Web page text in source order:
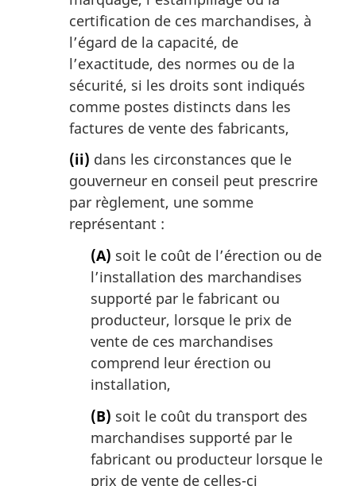
certification de ces marchandises, à
l’égard de la capacité, de
l’exactitude, des normes ou de la
sécurité, si les droits sont indiqués
comme postes distincts dans les
factures de vente des fabricants,
(ii) dans les circonstances que le
gouverneur en conseil peut prescrire
par règlement, une somme
représentant :
(A) soit le coût de l’érection ou de
l’installation des marchandises
supporté par le fabricant ou
producteur, lorsque le prix de
vente de ces marchandises
comprend leur érection ou
installation,
(B) soit le coût du transport des
marchandises supporté par le
fabricant ou producteur lorsque le
prix de vente de celles-ci